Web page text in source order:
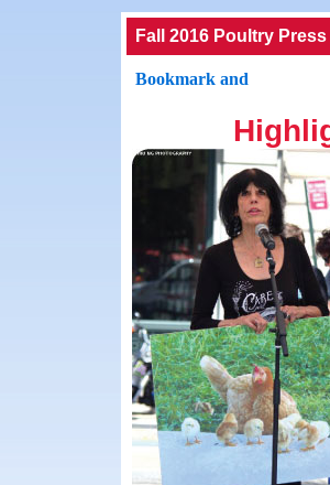
Fall 2016 Poultry Press